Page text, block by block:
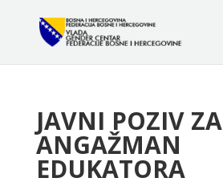
JAVNI POZIV ZA
ANGAŽMAN
EDUKATORA